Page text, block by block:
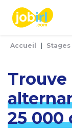
Accueil
Trouve
25 000
Panneau de